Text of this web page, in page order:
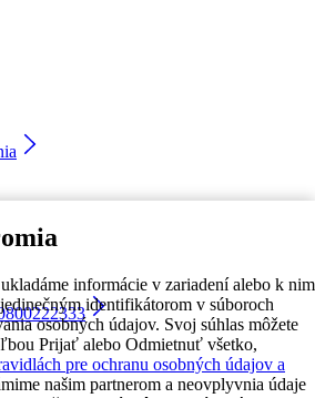
informácie v zariadení alebo k nim
identifikátorom v súboroch
osobných údajov. Svoj súhlas môžete
Prijať alebo Odmietnuť všetko,
pre ochranu osobných údajov a
našim partnerom a neovplyvnia údaje